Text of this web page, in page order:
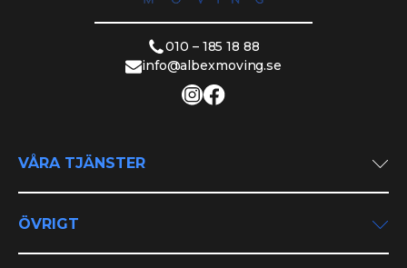
010 – 185 18 88
info@albexmoving.se
VÅRA TJÄNSTER
Privatflytt
Företagsflytt
Flyttstädning
ÖVRIGT
Om oss